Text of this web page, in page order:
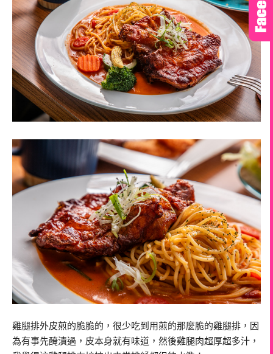
雞腿排外皮煎的脆脆的，很少吃到用煎的那麼脆的雞腿排，因
為有事先醃漬過，皮本身就有味道，然後雞腿肉超厚超多汁，